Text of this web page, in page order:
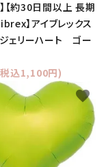
】【約30日間以上 長期
】アイブレックス
ェリーハート ゴー
込1,100円)
favorite